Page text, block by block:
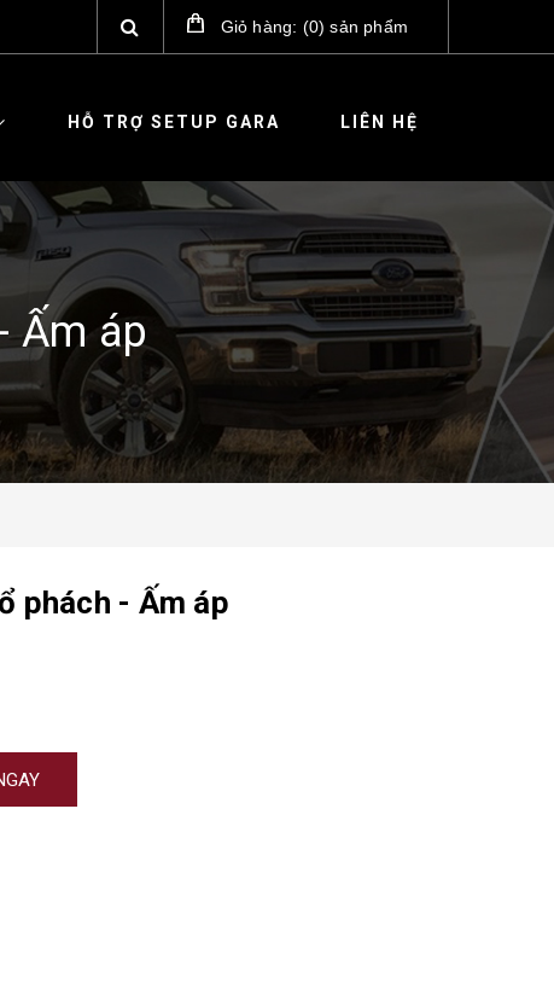
Giỏ hàng: (0)sản phẩm
HỖ TRỢ SETUP GARA LIÊN HỆ
Ấm áp
phách - Ấm áp